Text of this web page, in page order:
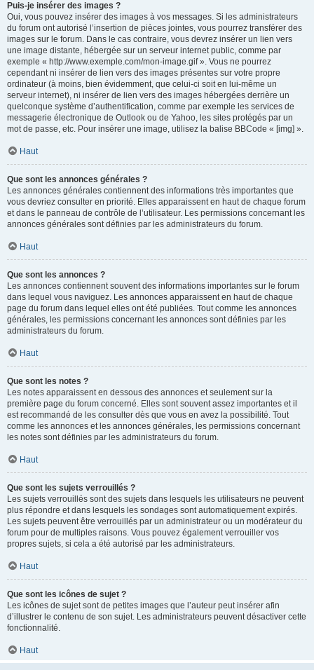
Puis-je insérer des images ?
Oui, vous pouvez insérer des images à vos messages. Si les administrateurs
du forum ont autorisé l’insertion de pièces jointes, vous pourrez transférer des
images sur le forum. Dans le cas contraire, vous devrez insérer un lien vers
une image distante, hébergée sur un serveur internet public, comme par
exemple « http://www.exemple.com/mon-image.gif ». Vous ne pourrez
cependant ni insérer de lien vers des images présentes sur votre propre
ordinateur (à moins, bien évidemment, que celui-ci soit en lui-même un
serveur internet), ni insérer de lien vers des images hébergées derrière un
quelconque système d’authentification, comme par exemple les services de
messagerie électronique de Outlook ou de Yahoo, les sites protégés par un
mot de passe, etc. Pour insérer une image, utilisez la balise BBCode « [img] ».
Haut
Que sont les annonces générales ?
Les annonces générales contiennent des informations très importantes que
vous devriez consulter en priorité. Elles apparaissent en haut de chaque forum
et dans le panneau de contrôle de l’utilisateur. Les permissions concernant les
annonces générales sont définies par les administrateurs du forum.
Haut
Que sont les annonces ?
Les annonces contiennent souvent des informations importantes sur le forum
dans lequel vous naviguez. Les annonces apparaissent en haut de chaque
page du forum dans lequel elles ont été publiées. Tout comme les annonces
générales, les permissions concernant les annonces sont définies par les
administrateurs du forum.
Haut
Que sont les notes ?
Les notes apparaissent en dessous des annonces et seulement sur la
première page du forum concerné. Elles sont souvent assez importantes et il
est recommandé de les consulter dès que vous en avez la possibilité. Tout
comme les annonces et les annonces générales, les permissions concernant
les notes sont définies par les administrateurs du forum.
Haut
Que sont les sujets verrouillés ?
Les sujets verrouillés sont des sujets dans lesquels les utilisateurs ne peuvent
plus répondre et dans lesquels les sondages sont automatiquement expirés.
Les sujets peuvent être verrouillés par un administrateur ou un modérateur du
forum pour de multiples raisons. Vous pouvez également verrouiller vos
propres sujets, si cela a été autorisé par les administrateurs.
Haut
Que sont les icônes de sujet ?
Les icônes de sujet sont de petites images que l’auteur peut insérer afin
d’illustrer le contenu de son sujet. Les administrateurs peuvent désactiver cette
fonctionnalité.
Haut